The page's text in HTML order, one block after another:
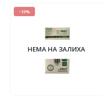
-10%
НЕМА НА ЗАЛИХА